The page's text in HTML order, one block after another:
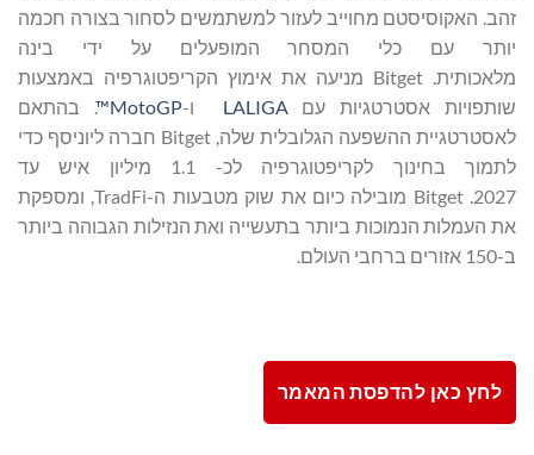
זהב. האקוסיסטם מחוייב לעזור למשתמשים לסחור בצורה חכמה
יותר עם כלי המסחר המופעלים על ידי בינה
מלאכותית. Bitget מניעה את אימוץ הקריפטוגרפיה באמצעות
שותפויות אסטרטגיות עם LALIGA ו-MotoGP™
. בהתאם
לאסטרטגיית ההשפעה הגלובלית שלה, Bitget חברה ליוניסף כדי
לתמוך בחינוך לקריפטוגרפיה לכ- 1.1 מיליון איש עד
2027. Bitget מובילה כיום את שוק מטבעות ה-TradFi, ומספקת
את העמלות הנמוכות ביותר בתעשייה ואת הנזילות הגבוהה ביותר
ב-150 אזורים ברחבי העולם.
לחץ כאן להדפסת המאמר